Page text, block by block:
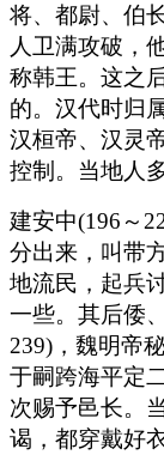
将、都尉、伯
人卫满攻破，
称韩王。这之
的。汉代时归
汉桓帝、汉灵
控制。当地人
建安中(196～
分出来，叫带
地流民，起兵
一些。其后倭
239)，魏明帝
于嗣跨海平定
次赐予邑长。
谒，都穿戴好